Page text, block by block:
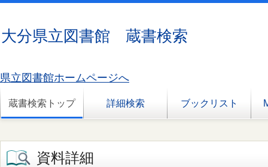
大分県立図書館 蔵書検索
県立図書館ホームページへ
蔵書検索トップ 詳細検索 ブックリスト
資料詳細